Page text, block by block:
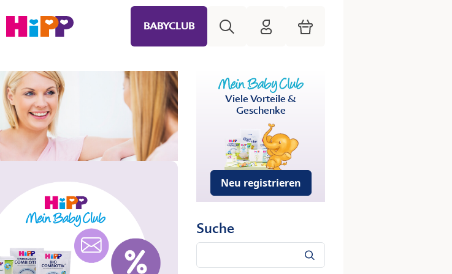
BABYCLUB HiPP Mein Babyclub
Warenkorb
Viele Vorteile &
Geschenke
Neu registrieren
Suche